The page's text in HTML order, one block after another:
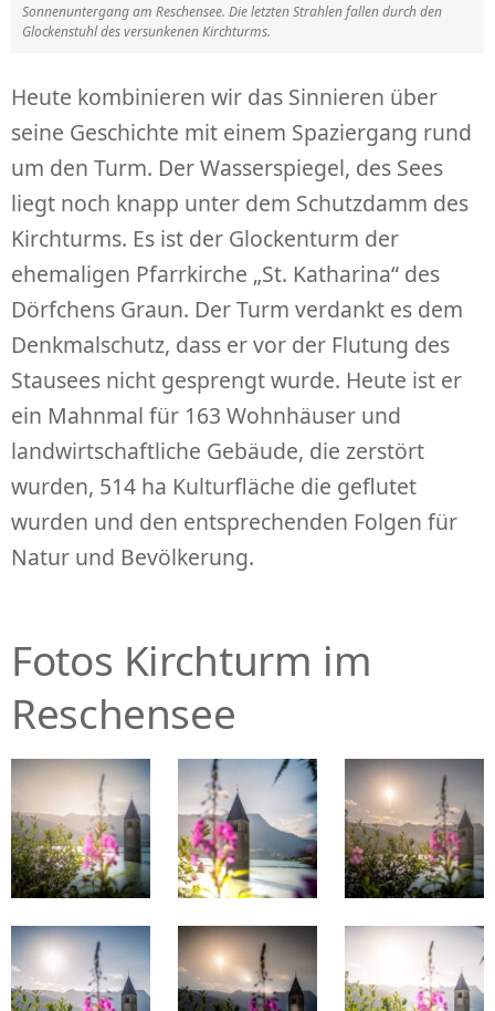
Sonnenuntergang am Reschensee. Die letzten Strahlen fallen durch den
Glockenstuhl des versunkenen Kirchturms.
Heute kombinieren wir das Sinnieren über
seine Geschichte mit einem Spaziergang rund
um den Turm. Der Wasserspiegel, des Sees
liegt noch knapp unter dem Schutzdamm des
Kirchturms. Es ist der Glockenturm der
ehemaligen Pfarrkirche „St. Katharina“ des
Dörfchens Graun. Der Turm verdankt es dem
Denkmalschutz, dass er vor der Flutung des
Stausees nicht gesprengt wurde. Heute ist er
ein Mahnmal für 163 Wohnhäuser und
landwirtschaftliche Gebäude, die zerstört
wurden, 514 ha Kulturfläche die geflutet
wurden und den entsprechenden Folgen für
Natur und Bevölkerung.
Fotos Kirchturm im
Reschensee